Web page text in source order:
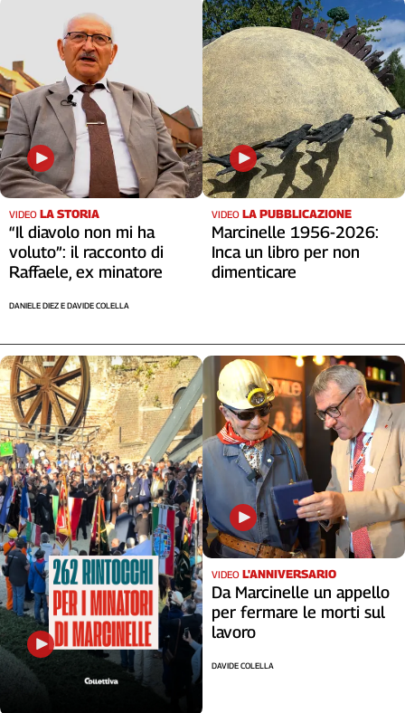
Cerca
Contatti
La
redazione
Newsletter
VIDEO LA STORIA
“Il diavolo non mi ha
voluto”: il racconto di
Raffaele, ex minatore
DANIELE DIEZ E DAVIDE COLELLA
VIDEO LA PUBBLICAZIONE
Marcinelle 1956-2026:
Inca un libro per non
dimenticare
VIDEO L'ANNIVERSARIO
Da Marcinelle un appello
per fermare le morti sul
lavoro
DAVIDE COLELLA